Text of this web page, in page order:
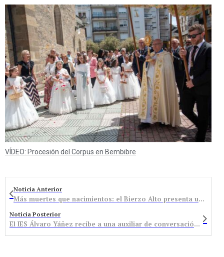
VÍDEO: Procesión del Corpus en Bembibre
Noticia Anterior
Más muertes que nacimientos: el Bierzo Alto presenta un saldo vegetativo negativo de casi 200 personas
Noticia Posterior
El IES Álvaro Yáñez recibe a una auxiliar de conversación norteamericana